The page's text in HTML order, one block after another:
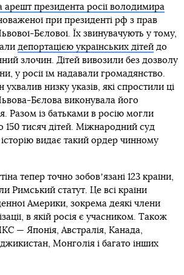
арешт президента росії володимира
при президенті рф з прав
Бєлової. Їх звинувачують у тому,
депортацією українських дітейдо
злочин. Дітей вивозили без дозволу
у росії їм надавали громадянство.
ухвалив низку указів, які спростили ці
Бєлова виконувала його
Разом із батьками в росію могли
150 тисяч дітей. Міжнародний суд
видає такий ордер чинному
тепер точно зобовʼязані 123 країни,
Римський статут. Це всі країни
Америки, зокрема деякі члени
в якій росія є учасником. Також
— Японія, Австралія, Канада,
Монголія і багато інших